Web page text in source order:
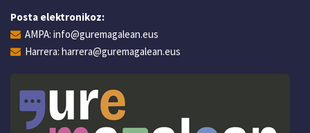
Posta elektronikoz:
AMPA: info@guremagalean.eus
Harrera: harrera@guremagalean.eus